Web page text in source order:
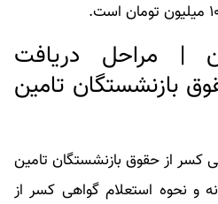
| مراحل دریافت
بازنشستگان تامین
کسر از حقوق بازنشستگان تامین
و نحوه استعلام گواهی کسر از